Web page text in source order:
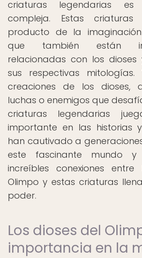
criaturas legendarias
compleja. Estas
producto de la
que también están
relacionadas con los
sus respectivas
creaciones de los dioses,
luchas o enemigos que
criaturas legendarias
importante en las historias
han cautivado a
este fascinante mundo y
increíbles conexiones
Olimpo y estas criaturas
poder.
Los dioses del
importancia en la